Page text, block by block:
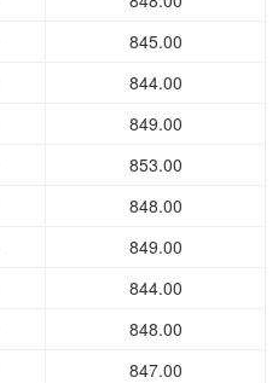
845.00
844.00
849.00
853.00
848.00
849.00
844.00
848.00
847.00